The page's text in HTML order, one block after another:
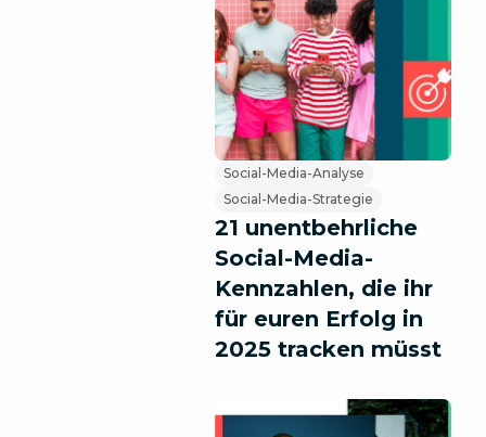
Social-Media-Analyse
Social-Media-Strategie
21 unentbehrliche
Social-Media-
Kennzahlen, die ihr
für euren Erfolg in
2025 tracken müsst